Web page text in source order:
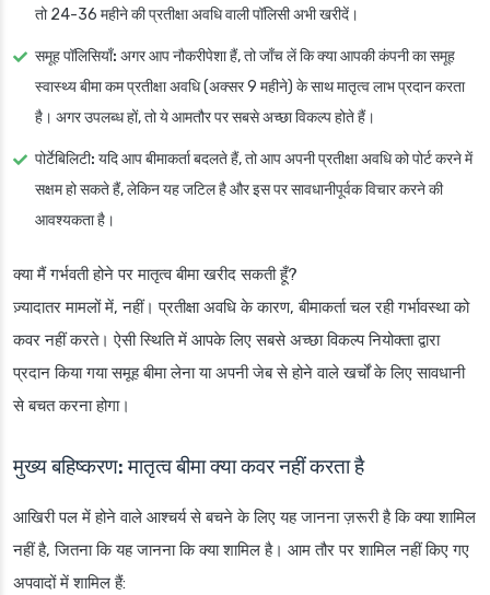
तो 24-36 महीने की प्रतीक्षा अवधि वाली पॉलिसी अभी खरीदें।
समूह पॉलिसियाँ: अगर आप नौकरीपेशा हैं, तो जाँच लें कि क्या आपकी कंपनी का समूह
स्वास्थ्य बीमा कम प्रतीक्षा अवधि (अक्सर 9 महीने) के साथ मातृत्व लाभ प्रदान करता
है। अगर उपलब्ध हों, तो ये आमतौर पर सबसे अच्छा विकल्प होते हैं।
पोर्टेबिलिटी: यदि आप बीमाकर्ता बदलते हैं, तो आप अपनी प्रतीक्षा अवधि को पोर्ट करने में
सक्षम हो सकते हैं, लेकिन यह जटिल है और इस पर सावधानीपूर्वक विचार करने की
आवश्यकता है।
क्या मैं गर्भवती होने पर मातृत्व बीमा खरीद सकती हूँ?
ज़्यादातर मामलों में, नहीं। प्रतीक्षा अवधि के कारण, बीमाकर्ता चल रही गर्भावस्था को
कवर नहीं करते। ऐसी स्थिति में आपके लिए सबसे अच्छा विकल्प नियोक्ता द्वारा
प्रदान किया गया समूह बीमा लेना या अपनी जेब से होने वाले खर्चों के लिए सावधानी
से बचत करना होगा।
मुख्य बहिष्करण: मातृत्व बीमा क्या कवर नहीं करता है
आखिरी पल में होने वाले आश्चर्य से बचने के लिए यह जानना ज़रूरी है कि क्या शामिल
नहीं है, जितना कि यह जानना कि क्या शामिल है। आम तौर पर शामिल नहीं किए गए
अपवादों में शामिल हैं: